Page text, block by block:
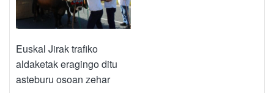
Euskal Jirak trafiko
aldaketak eragingo ditu
asteburu osoan zehar